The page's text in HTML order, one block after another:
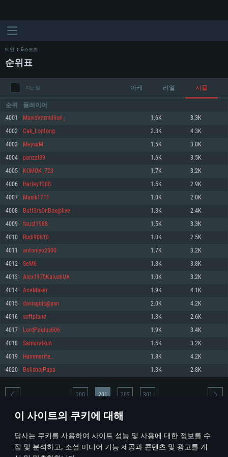
이 사이트의 쿠키에 대해
당사는 쿠키를 사용하여 사이트 성능 및 사용에 대한 정보를 수
집 및 분석하고, 소셜 미디어 기능 제공과 콘텐츠 및 광고를 개
최소사양
운영체제: Windows 10 (64 bit)
프로세서: 2.2 GHz 듀얼코어 이상
메모리: 4GB
그래픽 카드: DirectX 11 이상을 지원하는 AMD Radeon 77XX / NVIDIA
GeForce GT 660. 최소 사양 해상도: 720p
네트워크: 브로드밴드 인터넷
여유 저장 공간: 22.1 GB (최소 클라이언트)
권장 사양
570 혹은 그 이상
여유 저장 공간: 62.2 GB (전체 클라이언트)
최소사양
운영체제: Mac OS Big Sur 11.0
프로세서: 최소 2.2 GHz의 Core i5 (Intel Xeon 은 지원하지 않습니다)
메모리: 6 GB
그래픽 카드: Metal 을 지원하는 Intel Iris Pro 5200 (Mac), 혹은 이와 비슷한 성
능을 가지는 Mac 버전의 AMD/Nvidia. 최소 해상도: 720p
네트워크: 브로드밴드 인터넷
여유 저장 공간: 22.1 GB (최소 클라이언트)
권장 사양
네트워크: 브로드밴드 인터넷
여유 저장 공간: 62.2 GB (전체 클라이언트)
최소사양
운영체제: 64bit Linux 중 최신 버전
프로세서: 2.4 GHz 듀얼코어
메모리: 4 GB
그래픽 카드: Vulkan 을 지원하고, 최신 그래픽 드라이버를 지원하는 NVIDIA
660 (6개월 미만) 혹은 그와 동급의 성능을 가지며 최신 그래픽 드라이버를 지
원하는 AMD (6개월 미만; 최소사양 지원 해상도 720p)
네트워크: 브로드밴드 인터넷
여유 저장 공간: 22.1 GB (최소 클라이언트)
권장 사양
운영체제: Ubuntu 20.04 64bit
프로세서: Intel Core i7
메모리: 16 GB
그래픽 카드: Vulkan 을 지원하고, 최신 그래픽 드라이버를 지원하는 NVIDIA
1060 (6개월 미만) 혹은 그와 동급의 성능을 가지며 최신 그래픽 드라이버를
지원하는 AMD RX 570 (6개월 미만; 최소사양 지원 해상도 720p) 이상
여유 저장 공간: 62.2 GB (전체 클라이언트)
메인 E-스포츠
순위표
지난 달 아케 리얼 시뮬
순위 플레이어
4001 MavisVermillion_ 1.6K 3.3K
4002 Cak_Lontong 2.3K 4.3K
4003 MeysaM 1.5K 3.0K
4004 panzal89 1.6K 3.5K
4005 KOMOK_723 1.7K 3.2K
4006 Harley1200 1.5K 2.9K
4007 Maxik1711 1.0K 2.0K
4008 Butt3rsOnBox@live 1.3K 2.4K
4009 faust1988 1.5K 3.3K
4010 Rudi90818 1.0K 2.5K
4011 antoniyo2000 1.7K 3.2K
4012 SeM6 1.8K 3.8K
4013 Alex1970KalushUA 1.0K 3.2K
4014 AceMaker 1.9K 4.1K
4015 davisgids@psn 2.0K 4.2K
4016 softplane 1.3K 2.6K
4017 LordPaulus606 1.9K 3.4K
4018 Samuraikun 1.5K 3.2K
4019 Hammerite_ 1.8K 4.2K
4020 BolishojPapa 1.3K 2.8K
* 순위표는 매일 1회 갱신됩니다
200 201 202 301